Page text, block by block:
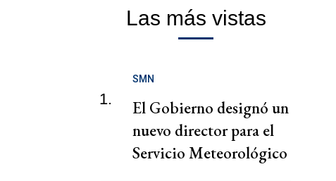
Las más vistas
1.
SMN
El Gobierno designó un
nuevo director para el
Servicio Meteorológico